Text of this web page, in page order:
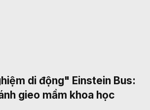
di động" Einstein Bus:
gieo mầm khoa học